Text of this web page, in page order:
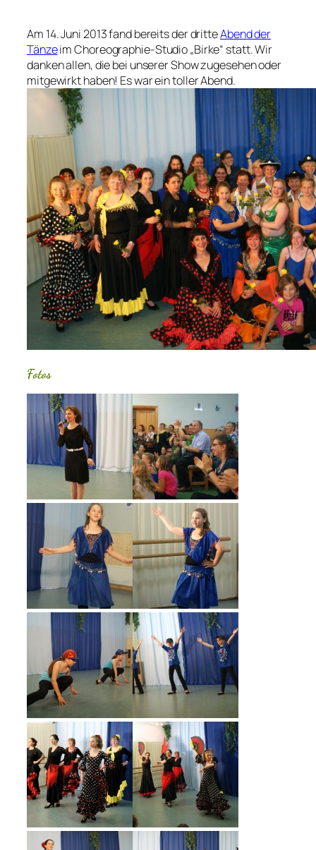
Am 14. Juni 2013 fand bereits der dritteAbend der
Tänzeim Choreographie-Studio „Birke“ statt. Wir
danken allen, die bei unserer Show zugesehen oder
mitgewirkt haben! Es war ein toller Abend.
Fotos